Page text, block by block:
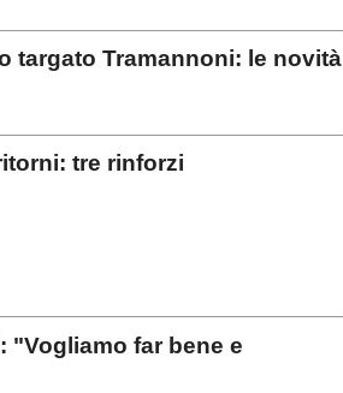
targato Tramannoni: le novità
tre rinforzi
"Vogliamo far bene e